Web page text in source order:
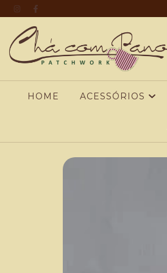
HOME ACESSÓRIOS